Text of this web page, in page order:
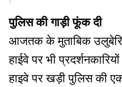
पुलिस की गाड़ी फूंक दी
आजतक के मुताबिक
हाईवे पर भी
हाइवे पर खड़ी पुलिस की